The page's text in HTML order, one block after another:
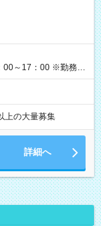
時間） 時給1,300円
割により時給＋100
憩なし） 時給1,300
通費 【試用期
00～17：00 ※勤務時
上の大量募集
詳細へ